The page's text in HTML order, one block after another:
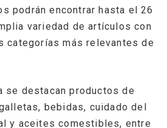
podrán encontrar hasta el 26
variedad de artículos con
categorías más relevantes de
se destacan productos de
bebidas, cuidado del
y aceites comestibles, entre